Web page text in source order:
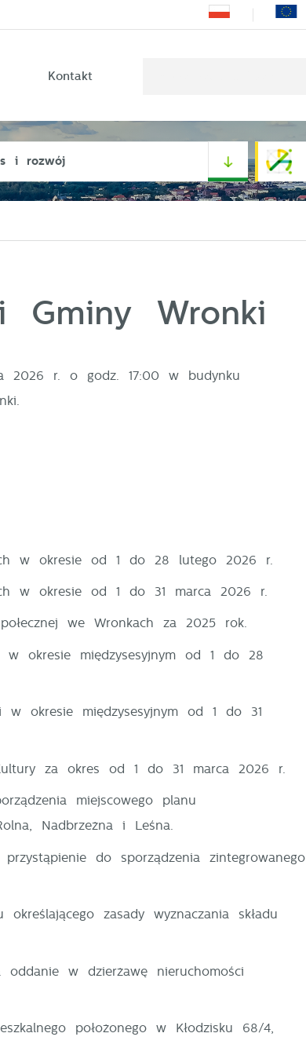
Kontakt
i rozwój
Gminy Wronki
2026 r. o godz. 17:00 w budynku
w okresie od 1 do 28 lutego 2026 r.
w okresie od 1 do 31 marca 2026 r.
we Wronkach za 2025 rok.
w okresie międzysesyjnym od 1 do 28
w okresie międzysesyjnym od 1 do 31
za okres od 1 do 31 marca 2026 r.
miejscowego planu
Nadbrzeżna i Leśna.
do sporządzenia zintegrowanego
zasady wyznaczania składu
w dzierżawę nieruchomości
położonego w Kłodzisku 68/4,